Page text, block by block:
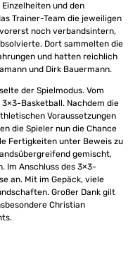
und den
Trainer-Team die jeweiligen
noch verbandsintern,
Dort sammelten die
und hatten reichlich
und Dirk Bauermann.
der Spielmodus. Vom
Basketball. Nachdem die
Voraussetzungen
die Spieler nun die Chance
Fertigkeiten unter Beweis zu
gemischt,
Im Anschluss des 3×3-
an. Mit im Gepäck, viele
Großer Dank gilt
Christian